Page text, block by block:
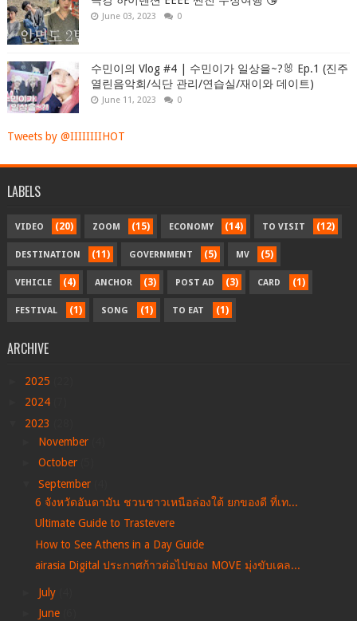
June 03, 2023 0
수민이의 Vlog #4 | 수민이가 일상을~?🐰 Ep.1 (진주
열린음악회/식단 관리/연습실/재이와 데이트)
June 11, 2023 0
Tweets by @IIIIIIIIHOT
LABELS
VIDEO (20) ZOOM (15) ECONOMY (14) TO VISIT (12)
DESTINATION (11) GOVERNMENT (5) MV (5)
VEHICLE (4) ANCHOR (3) POST AD (3) CARD (1)
FESTIVAL (1) SONG (1) TO EAT (1)
ARCHIVE
2025
2024
2023
November
October
September
6 จังหวัดอันดามัน ชวนชาวเหนือล่องใต้ ยกของดี ที่เท...
Ultimate Guide to Trastevere
How to See Athens in a Day Guide
airasia Digital ประกาศก้าวต่อไปของ MOVE มุ่งขับเคล...
July
June